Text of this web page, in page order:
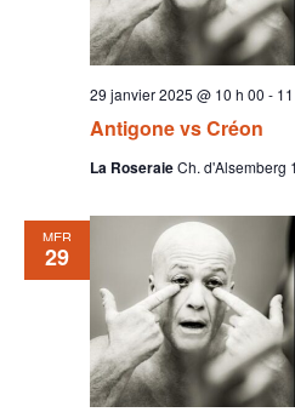
Antigone vs Créon
29 janvier 2025 @ 10 h 00 -
La RoseraieCh. d'Alsemberg
MER
29